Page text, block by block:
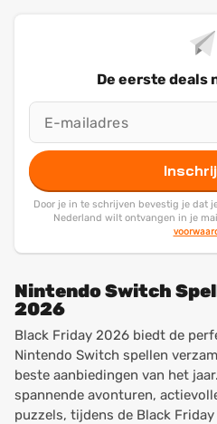
De eerste deals
Door je in te schrijven bevestig je dat
Nederland wilt ontvangen in je
Nintendo Switch
2026
Black Friday 2026 biedt de
Nintendo Switch spellen
beste aanbiedingen van het
spannende avonturen,
puzzels, tijdens de Black